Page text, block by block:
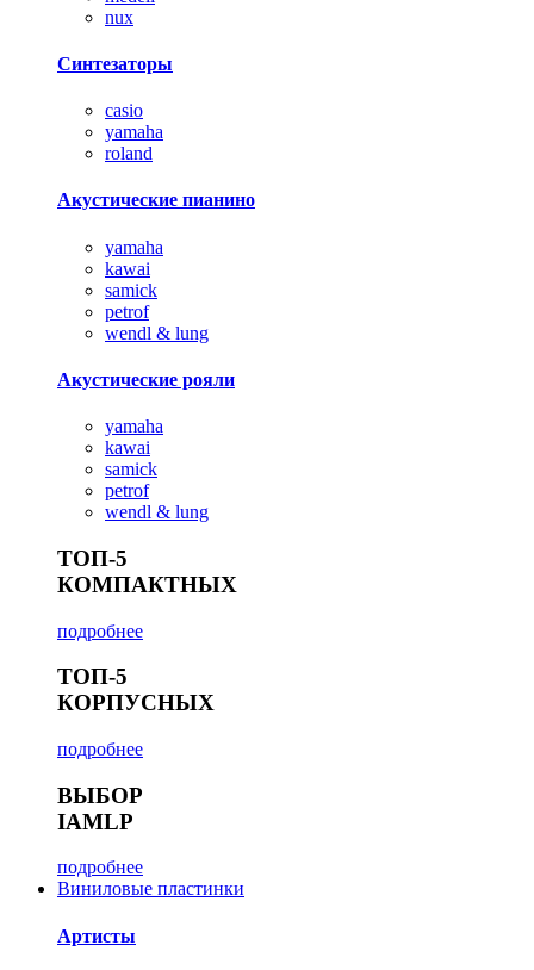
nux
Синтезаторы
casio
yamaha
roland
Акустические пианино
yamaha
kawai
samick
petrof
wendl & lung
Акустические рояли
yamaha
kawai
samick
petrof
wendl & lung
ТОП-5
КОМПАКТНЫХ
подробнее
ТОП-5
КОРПУСНЫХ
подробнее
ВЫБОР
IAMLP
подробнее
Виниловые пластинки
Артисты